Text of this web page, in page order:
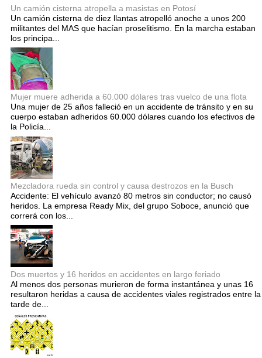
Un camión cisterna atropella a masistas en Potosí
Un camión cisterna de diez llantas atropelló anoche a unos 200
militantes del MAS que hacían proselitismo. En la marcha estaban
los principa...
Mujer muere adherida a 60.000 dólares tras vuelco de una flota
Una mujer de 25 años falleció en un accidente de tránsito y en su
cuerpo estaban adheridos 60.000 dólares cuando los efectivos de
la Policía...
Mezcladora rueda sin control y causa destrozos en la Busch
Accidente: El vehículo avanzó 80 metros sin conductor; no causó
heridos. La empresa Ready Mix, del grupo Soboce, anunció que
correrá con los...
Dos muertos y 16 heridos en accidentes en largo feriado
Al menos dos personas murieron de forma instantánea y unas 16
resultaron heridas a causa de accidentes viales registrados entre la
tarde de...